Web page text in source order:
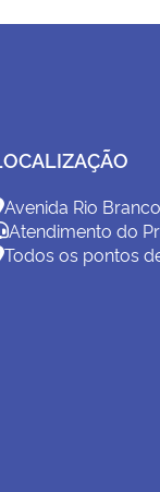
Avenida Rio
Atendimento do
Todos os pontos